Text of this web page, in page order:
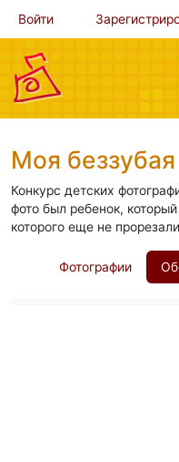
Войти
Моя
Конкурс детских
фото был ребенок,
которого еще не
Фотографии